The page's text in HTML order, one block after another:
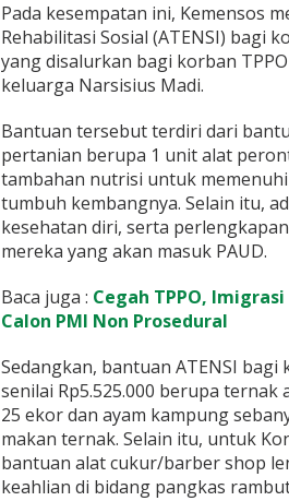
Pada kesempatan ini, Kemensos
Rehabilitasi Sosial (ATENSI) bagi
yang disalurkan bagi korban
keluarga Narsisius Madi.
Bantuan tersebut terdiri dari
pertanian berupa 1 unit alat
tambahan nutrisi untuk
tumbuh kembangnya. Selain itu,
kesehatan diri, serta
mereka yang akan masuk PAUD.
Baca juga : Cegah TPPO,
Calon PMI Non Prosedural
Sedangkan, bantuan ATENSI
senilai Rp5.525.000 berupa
25 ekor dan ayam kampung
makan ternak. Selain itu, untuk
bantuan alat cukur/barber shop
keahlian di bidang pangkas